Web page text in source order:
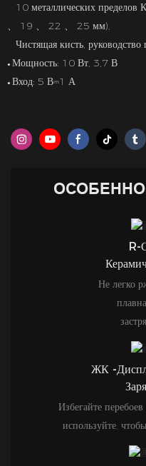
10 металлических
、 19 、 22 、 25 мм),
Чистящая кисть, руководство
● Мощность: 10 Вт, 3,7 В
● Вход: 5 В⎓1 А
R-
Не легко
ЖК -
Избегайте
используйте,